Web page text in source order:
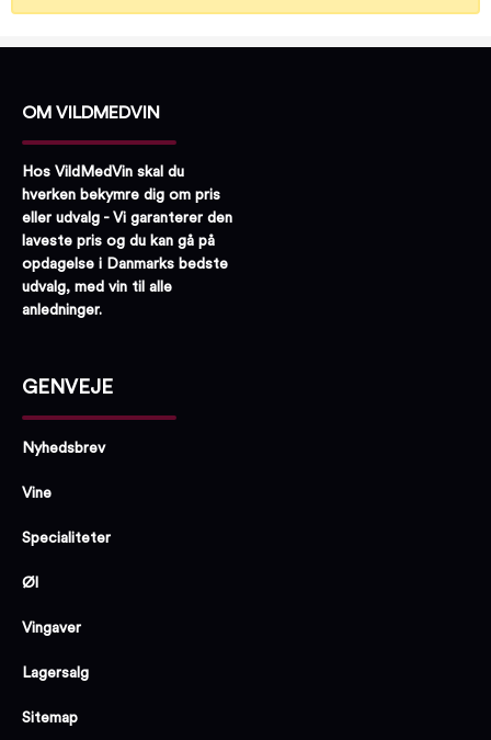
OM VILDMEDVIN
Hos VildMedVin skal du
hverken bekymre dig om pris
eller udvalg - Vi garanterer den
laveste pris og du kan gå på
opdagelse i Danmarks bedste
udvalg, med vin til alle
anledninger.
GENVEJE
Nyhedsbrev
Vine
Specialiteter
Øl
Vingaver
Lagersalg
Sitemap